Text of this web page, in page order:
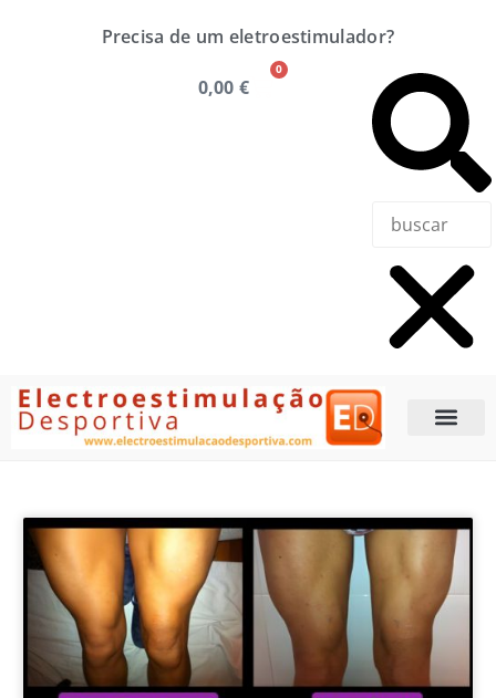
Precisa de um eletroestimulador?
0,00€
0